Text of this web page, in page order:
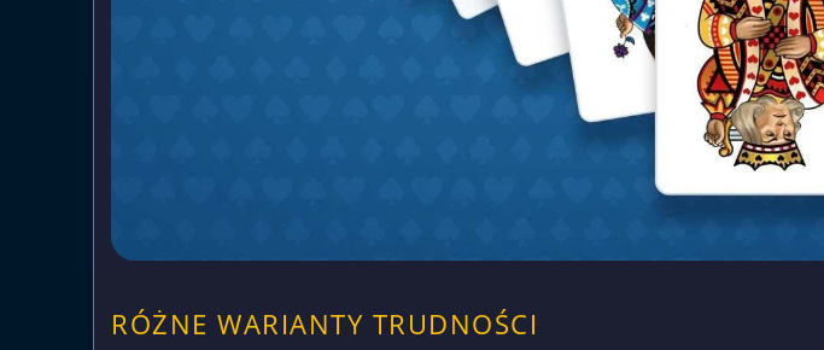
RÓŻNE WARIANTY TRUDNOŚCI